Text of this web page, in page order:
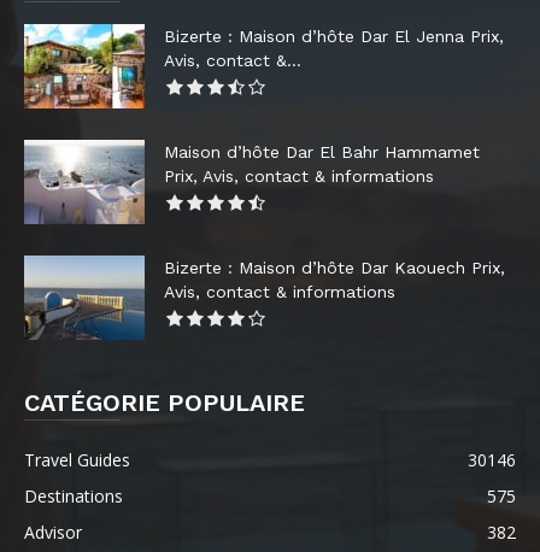
Bizerte : Maison d’hôte Dar El Jenna Prix,
Avis, contact &...
Maison d’hôte Dar El Bahr Hammamet
Prix, Avis, contact & informations
Bizerte : Maison d’hôte Dar Kaouech Prix,
Avis, contact & informations
CATÉGORIE POPULAIRE
Travel Guides
30146
Destinations
575
Advisor
382